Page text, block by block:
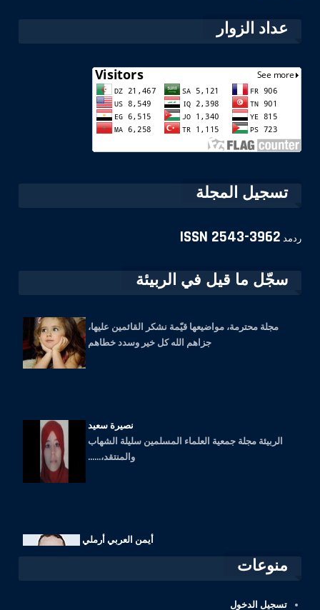
عداد الزوار
تسجيل المجلة
ردمد ISSN 2543-3962
سجّل ما قيل في الربيئة
جزاهم الله كل خير وسدد خطاهم
الربيئة مجلة جمعية العلماء المسلمين سليلة الشهاب
والمنتقد،......
شكرا جزيلا على المواضيع القيمة، استفدت كثيرا منها.
منوعات
تسجيل الدخول